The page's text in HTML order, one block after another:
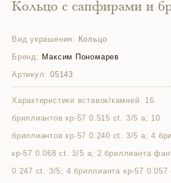
Кольцо с сапфирами и
Вид украшения: Кольцо
Бренд: Максим Пономарев
Артикул: 05143
Характеристики вставок/камней: 16
бриллиантов кр-57 0.515 ct. 3/5 а; 10
бриллиантов кр-57 0.240 ct. 3/5 а; 4
кр-57 0.068 ct. 3/5 а; 2 бриллианта
0.247 ct. 3/5; 4 бриллианта кр-57 0.057